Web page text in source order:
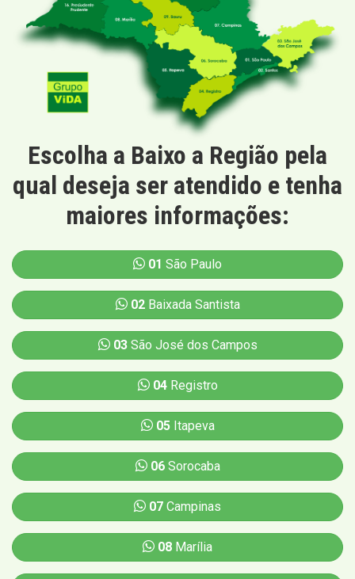
Escolha a Baixo a Região pela
qual deseja ser atendido e tenha
maiores informações:
01 São Paulo
02Baixada Santista
03São José dos Campos
04Registro
05Itapeva
06Sorocaba
07 Campinas
08 Marília